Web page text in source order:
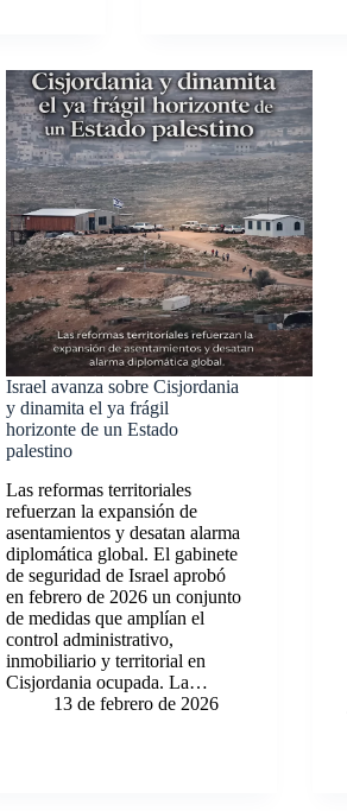
Israel avanza sobre Cisjordania
y dinamita el ya frágil
horizonte de un Estado
palestino
Las reformas territoriales
refuerzan la expansión de
asentamientos y desatan alarma
diplomática global. El gabinete
de seguridad de Israel aprobó
en febrero de 2026 un conjunto
de medidas que amplían el
control administrativo,
inmobiliario y territorial en
Cisjordania ocupada. La…
13 de febrero de 2026